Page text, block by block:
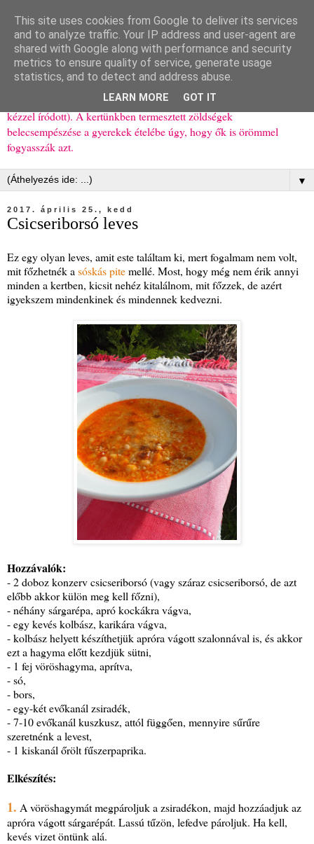
Ízőrző
Kisgyerekes család kipróbált, többnyire egészséges ételeket
bemutató receptjei a mindennapokra (mert a papírfecniket folyton
elhagyom) és gyerekeimnek ajándékba (mint régen, csak ez nem
kézzel íródott). A kertünkben termesztett zöldségek
belecsempészése a gyerekek ételébe úgy, hogy ők is örömmel
fogyasszák azt.
▼
2017. április 25., kedd
Csicseriborsó leves
Ez egy olyan leves, amit este találtam ki, mert fogalmam nem volt,
mit főzhetnék a sóskás pitemellé. Most, hogy még nem érik annyi
minden a kertben, kicsit nehéz kitalálnom, mit főzzek, de azért
igyekszem mindenkinek és mindennek kedvezni.
Hozzávalók:
- 2 doboz konzerv csicseriborsó (vagy száraz csicseriborsó, de azt
előbb akkor külön meg kell főzni),
- néhány sárgarépa, apró kockákra vágva,
- egy kevés kolbász, karikára vágva,
- kolbász helyett készíthetjük apróra vágott szalonnával is, és akkor
ezt a hagyma előtt kezdjük sütni,
- 1 fej vöröshagyma, aprítva,
- só,
- bors,
- egy-két evőkanál zsiradék,
- 7-10 evőkanál kuszkusz, attól függően, mennyire sűrűre
szeretnénk a levest,
- 1 kiskanál őrölt fűszerpaprika.
Elkészítés:
1. A vöröshagymát megpároljuk a zsiradékon, majd hozzáadjuk az
apróra vágott sárgarépát. Lassú tűzön, lefedve pároljuk. Ha kell,
kevés vizet öntünk alá.
This site uses cookies from Google to deliver its services
and to analyze traffic. Your IP address and user-agent are
shared with Google along with performance and security
metrics to ensure quality of service, generate usage
statistics, and to detect and address abuse.
LEARN MORE GOT IT